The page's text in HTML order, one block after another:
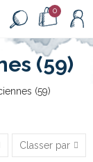
0
(59)
(59)
Classer par